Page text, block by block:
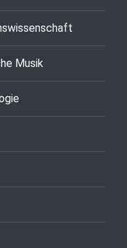
Musik